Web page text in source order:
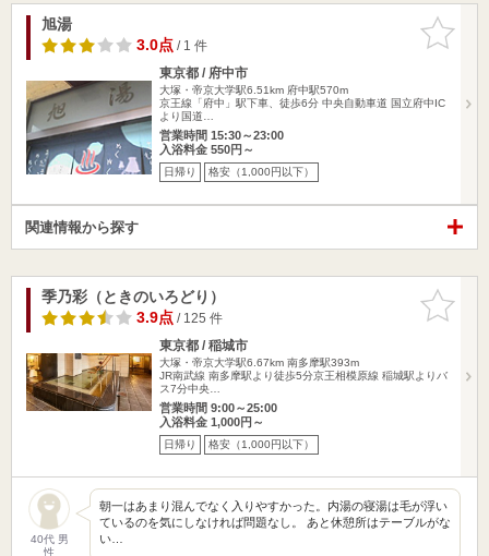
お気に入
りに追加
旭湯
3.0点/ 1 件
東京都 / 府中市
大塚・帝京大学駅6.51km 府中駅570m
京王線「府中」駅下車、徒歩6分 中央自動車道 国立府中IC
より国道…
営業時間 15:30～23:00
入浴料金 550円～
日帰り 格安（1,000円以下）
関連情報から探す
お気に入
りに追加
季乃彩（ときのいろどり）
3.9点/ 125 件
東京都 / 稲城市
大塚・帝京大学駅6.67km 南多摩駅393m
JR南武線 南多摩駅より徒歩5分京王相模原線 稲城駅よりバ
ス7分中央…
営業時間 9:00～25:00
入浴料金 1,000円～
日帰り 格安（1,000円以下）
40代 男
性
朝一はあまり混んでなく入りやすかった。内湯の寝湯は毛が浮い
ているのを気にしなければ問題なし。 あと休憩所はテーブルがな
い…